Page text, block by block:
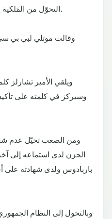
التحوّل من المَلكية إلى الجمهورية في باربادوس.
وقالت موتلي لبي بي
ويلقي الأمير تشارلز
وسيركز في كلمته على
ومن الصعب تخيّل عدم
الحزن لدى استماعه إلى
باربادوس ولدى شهادته على
وبالتحول إلى النظام